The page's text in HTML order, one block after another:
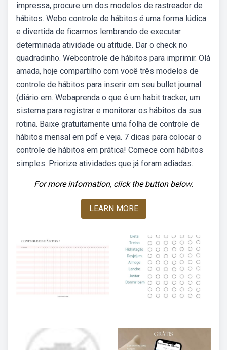
impressa, procure um dos modelos de rastreador de
hábitos. Webo controle de hábitos é uma forma lúdica
e divertida de ficarmos lembrando de executar
determinada atividade ou atitude. Dar o check no
quadradinho. Webcontrole de hábitos para imprimir. Olá
amada, hoje compartilho com você três modelos de
controle de hábitos para inserir em seu bullet journal
(diário em. Webaprenda o que é um habit tracker, um
sistema para registrar e monitorar os hábitos da sua
rotina. Baixe gratuitamente uma folha de controle de
hábitos mensal em pdf e veja. 7 dicas para colocar o
controle de hábitos em prática! Comece com hábitos
simples. Priorize atividades que já foram adiadas.
For more information, click the button below.
LEARN MORE